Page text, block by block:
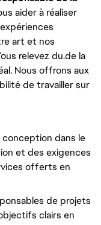
aider à réaliser
art et nos
relevez du.de la
Nous offrons aux
de travailler sur
conception dans le
et des exigences
offerts en
de projets
clairs en